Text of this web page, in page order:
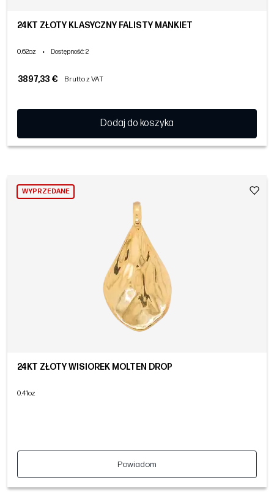
24KT ZŁOTY KLASYCZNY FALISTY MANKIET
0.62oz • Dostępność: 2
3897,33 € Brutto z VAT
Dodaj do koszyka
WYPRZEDANE
24KT ZŁOTY WISIOREK MOLTEN DROP
0.41oz
Powiadom